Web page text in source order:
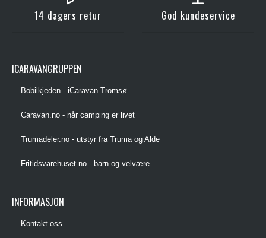
14 dagers retur God kundeservice
ICARAVANGRUPPEN
Bobilkjeden - iCaravan Tromsø
Caravan.no - når camping er livet
Trumadeler.no - utstyr fra Truma og Alde
Fritidsvarehuset.no - barn og velvære
INFORMASJON
Kontakt oss